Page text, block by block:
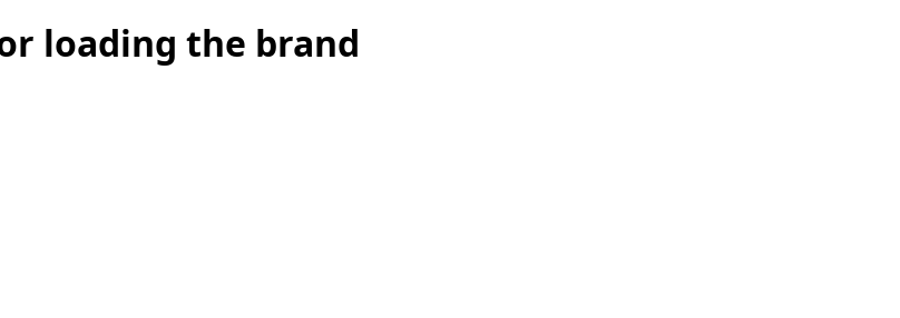
loading the brand